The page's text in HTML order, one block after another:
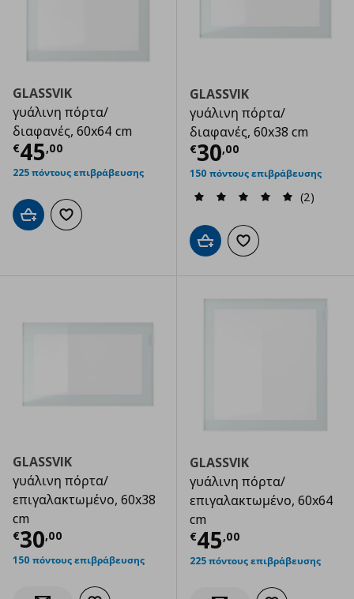
GLASSVIK
γυάλινη πόρτα/
διαφανές, 60x64 cm
€45,00
Τρέχουσα τιμή € 45,00
225 πόντους επιβράβευσης
Προσθήκη στο καλάθι
Προσθήκη στα αγαπημένα
GLASSVIK
γυάλινη πόρτα/
διαφανές, 60x38 cm
€30,00
Τρέχουσα
150 πόντους επιβράβευσης
(2)
Προσθήκη στο καλάθι
Προσθήκη στα
GLASSVIK
γυάλινη πόρτα/
επιγαλακτωμένο, 60x38
cm
€30,00
Τρέχουσα τιμή € 30,00
150 πόντους επιβράβευσης
GLASSVIK
γυάλινη πόρτα/
επιγαλακτωμένο, 60x64
cm
€45,00
Τρέχουσα
225 πόντους επιβράβευσης